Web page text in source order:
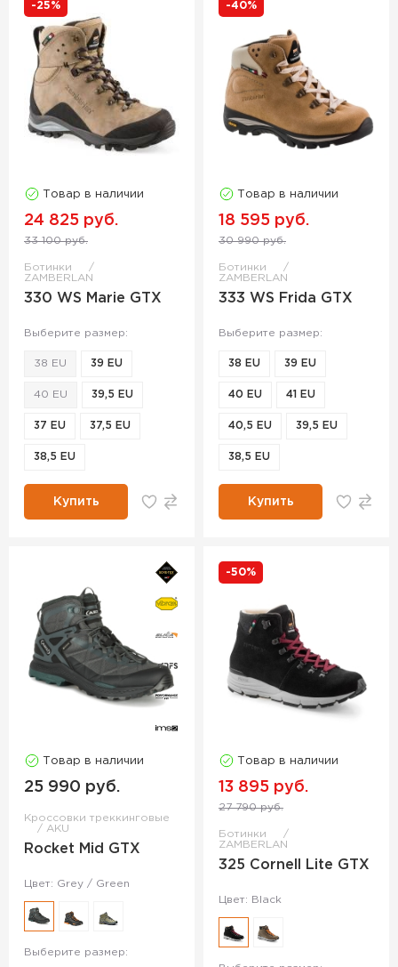
-25%
Товар в наличии
24 825 руб.
33 100 руб.
Ботинки
ZAMBERLAN
330 WS Marie GTX
Выберите размер:
38 EU 39 EU
40 EU 39,5 EU
37 EU 37,5 EU
38,5 EU
Купить
-40%
Товар в наличии
18 595 руб.
30 990 руб.
Ботинки
ZAMBERLAN
333 WS Frida GTX
Выберите размер:
38 EU 39 EU
40 EU 41 EU
40,5 EU 39,5 EU
38,5 EU
Купить
Товар в наличии
25 990 руб.
Кроссовки треккинговые
AKU
Rocket Mid GTX
Цвет: Grey / Green
Выберите размер:
-50%
Товар в наличии
13 895 руб.
27 790 руб.
Ботинки
ZAMBERLAN
325 Cornell Lite GTX
Цвет: Black